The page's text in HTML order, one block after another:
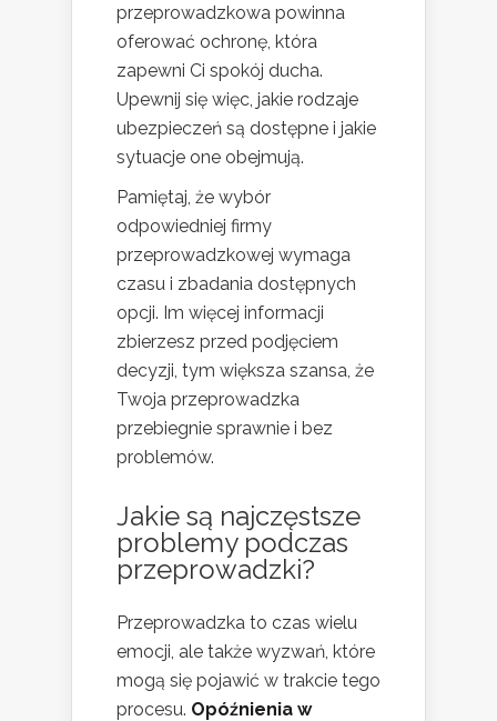
przeprowadzkowa powinna
oferować ochronę, która
zapewni Ci spokój ducha.
Upewnij się więc, jakie rodzaje
ubezpieczeń są dostępne i jakie
sytuacje one obejmują.
Pamiętaj, że wybór
odpowiedniej firmy
przeprowadzkowej wymaga
czasu i zbadania dostępnych
opcji. Im więcej informacji
zbierzesz przed podjęciem
decyzji, tym większa szansa, że
Twoja przeprowadzka
przebiegnie sprawnie i bez
problemów.
Jakie są najczęstsze
problemy podczas
przeprowadzki?
Przeprowadzka to czas wielu
emocji, ale także wyzwań, które
mogą się pojawić w trakcie tego
procesu. Opóźnienia w